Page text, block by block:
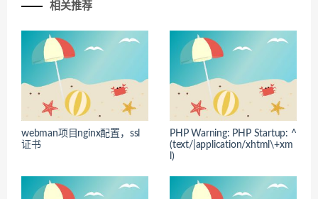
相关推荐
webman项目nginx配置，ssl
证书
PHP Warning: PHP Startup: ^
(text/|application/xhtml\+xm
l)